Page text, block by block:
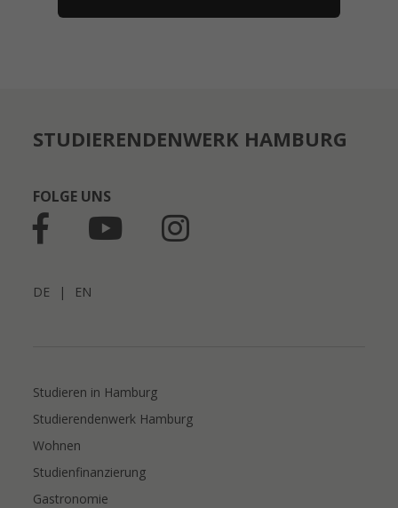
STUDIERENDENWERK HAMBURG
FOLGE UNS
DE | EN
Studieren in Hamburg
Studierendenwerk Hamburg
Wohnen
Studienfinanzierung
Gastronomie